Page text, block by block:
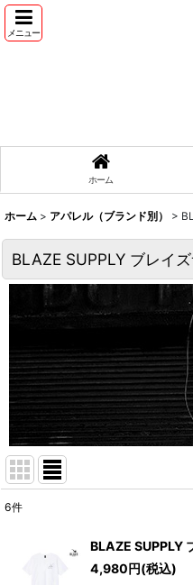
メニュー
ホーム
ホーム > アパレル（ブランド別） >
BLAZE SUPPLY ブレイ
6件
BLAZE SUPPLY
4,980円(税込)